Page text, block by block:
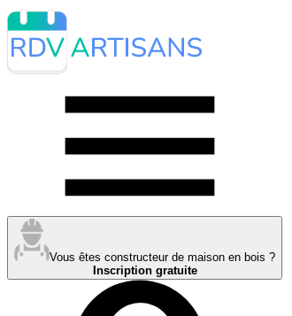
Vous êtes constructeur de maison en bois ?
Inscription gratuite